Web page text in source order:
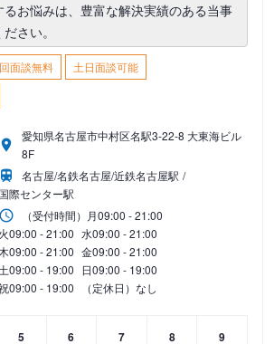
お悩みは、豊富な解決実績のある当事
さい。
面談無料
土日面談可能
愛知県名古屋市中村区名駅3-22-8 大東海ビル
8F
名古屋/名鉄名古屋/近鉄名古屋駅
国際センター駅
（受付時間） 月09:00 - 21:00
火09:00 - 21:00 水09:00 - 21:00
木09:00 - 21:00 金09:00 - 21:00
土09:00 - 19:00 日09:00 - 19:00
09:00 - 19:00 （定休日）なし
5
6
7
8
9